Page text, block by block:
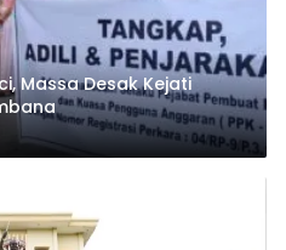
Massa Desak Kejati